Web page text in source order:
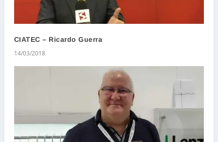
CIATEC – Ricardo Guerra
14/03/2018